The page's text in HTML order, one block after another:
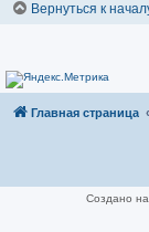
Вернуться к
Главная страница
Создано